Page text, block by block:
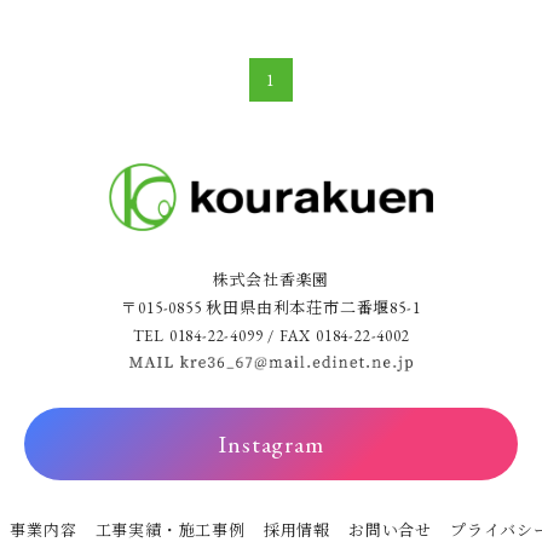
1
株式会社香楽園
〒015-0855 秋田県由利本荘市二番堰85-1
TEL 0184-22-4099 / FAX 0184-22-4002
Instagram
事業内容 工事実績・施工事例 採用情報 お問い合せ プライバシ